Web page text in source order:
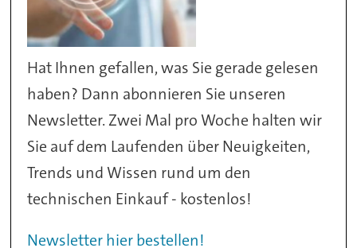
Hat Ihnen gefallen, was Sie gerade gelesen
haben? Dann abonnieren Sie unseren
Newsletter. Zwei Mal pro Woche halten wir
Sie auf dem Laufenden über Neuigkeiten,
Trends und Wissen rund um den
technischen Einkauf - kostenlos!
Newsletter hier bestellen!